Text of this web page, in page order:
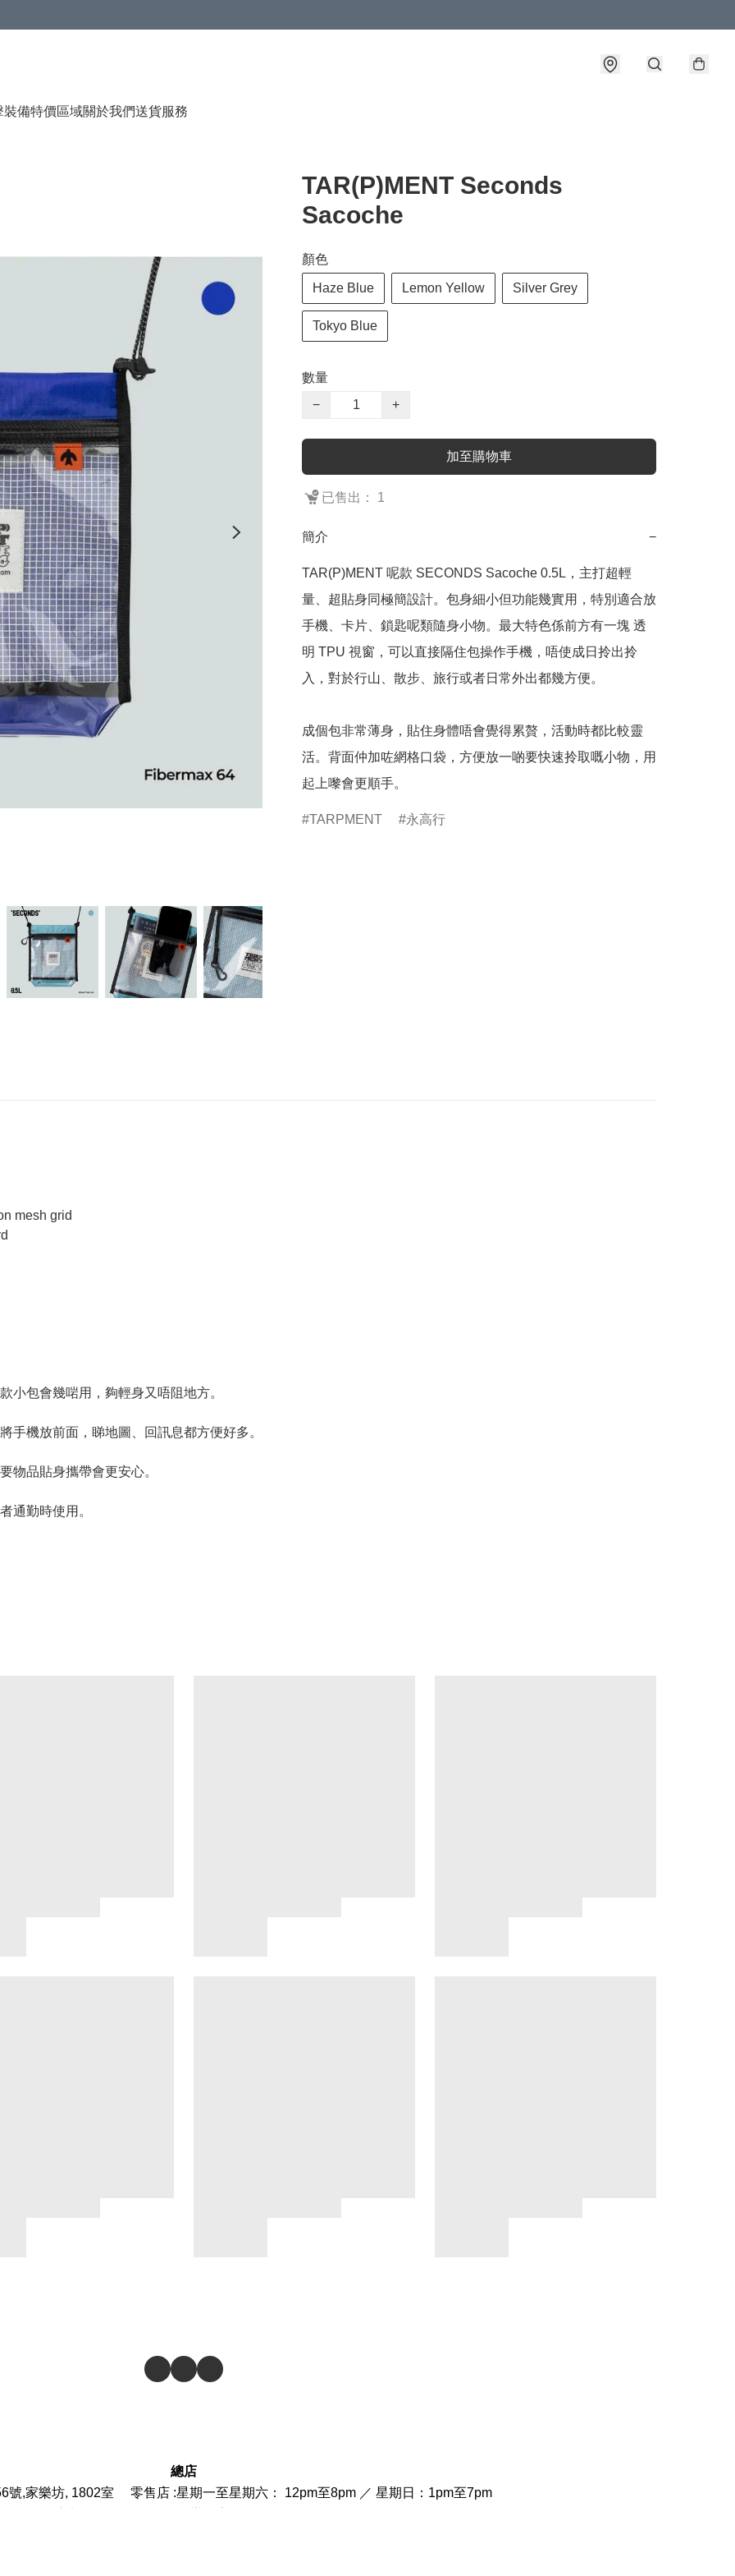
裝備特價區域關於我們送貨服務
TAR(P)MENT Seconds
Sacoche
顏色
Haze Blue Lemon Yellow Silver Grey
Tokyo Blue
數量
−
+
加至購物車
已售出： 1
簡介 −
TAR(P)MENT 呢款 SECONDS Sacoche 0.5L，主打超輕
量、超貼身同極簡設計。包身細小但功能幾實用，特別適合放
手機、卡片、鎖匙呢類隨身小物。最大特色係前方有一塊 透
明 TPU 視窗，可以直接隔住包操作手機，唔使成日拎出拎
入，對於行山、散步、旅行或者日常外出都幾方便。
成個包非常薄身，貼住身體唔會覺得累贅，活動時都比較靈
活。背面仲加咗網格口袋，方便放一啲要快速拎取嘅小物，用
起上嚟會更順手。
TARPMENT 永高行
mesh grid
小包會幾啱用，夠輕身又唔阻地方。
手機放前面，睇地圖、回訊息都方便好多。
物品貼身攜帶會更安心。
通勤時使用。
總店
號,家樂坊, 1802室 零售店 :星期一至星期六： 12pm至8pm ／ 星期日：1pm至7pm